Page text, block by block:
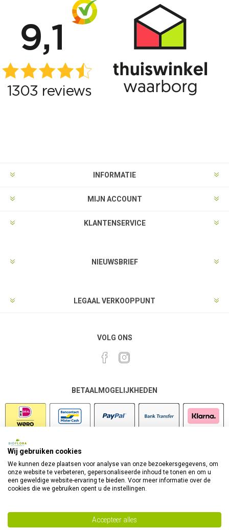
INFORMATIE
MIJN ACCOUNT
KLANTENSERVICE
NIEUWSBRIEF
LEGAAL VERKOOPPUNT
VOLG ONS
BETAALMOGELIJKHEDEN
Wij gebruiken cookies
We kunnen deze plaatsen voor analyse van onze bezoekersgegevens, om
onze website te verbeteren, gepersonaliseerde inhoud te tonen en om u
een geweldige website-ervaring te bieden. Voor meer informatie over de
cookies die we gebruiken opent u de instellingen.
Accepteer alles